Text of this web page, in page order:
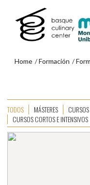
contenido
principal
navegación
Home Formación
navegación
EXPLORA
TODOS MÁSTERES
CURSOS CORTOS E INTENSIVOS